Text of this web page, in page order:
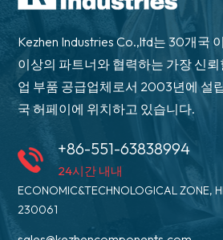
Kezhen Industries Co.,ltd는 30개국
이상의 파트너와 협력하는 가장 신뢰
업 부품 공급업체로서 2003년에 설
국 허페이에 위치하고 있습니다.
+86-551-63838994
24시간 내내
ECONOMIC&TECHNOLOGICAL ZONE,
230061